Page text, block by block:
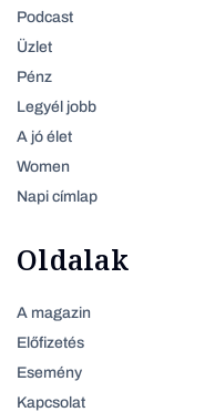
Podcast
Üzlet
Pénz
Legyél jobb
A jó élet
Women
Napi címlap
Oldalak
A magazin
Előfizetés
Esemény
Kapcsolat